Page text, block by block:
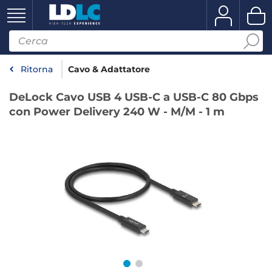
Ritorna Cavo & Adattatore
DeLock Cavo USB 4 USB-C a USB-C 80 Gbps
con Power Delivery 240 W - M/M - 1 m